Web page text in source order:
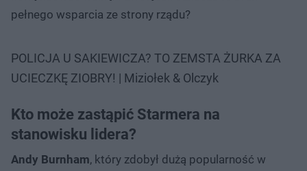
pełnego wsparcia ze strony rządu?
POLICJA U SAKIEWICZA? TO ZEMSTA ŻURKA ZA
UCIECZKĘ ZIOBRY! | Miziołek & Olczyk
Kto może zastąpić Starmera na
stanowisku lidera?
Andy Burnham, który zdobył dużą popularność w